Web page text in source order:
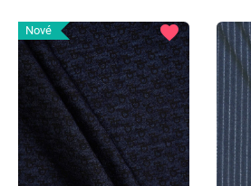
Nové favorite